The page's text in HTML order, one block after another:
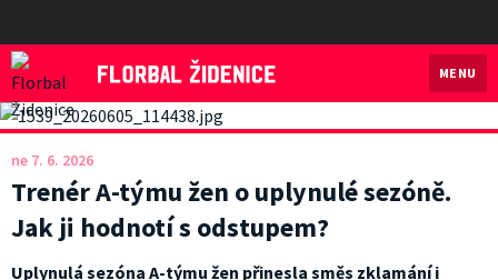
Florbal Židenice
MENU
ne 7. 6. 2026
Trenér A-týmu žen o uplynulé sezóně.
Jak ji hodnotí s odstupem?
Uplynulá sezóna A-týmu žen přinesla směs zklamání i